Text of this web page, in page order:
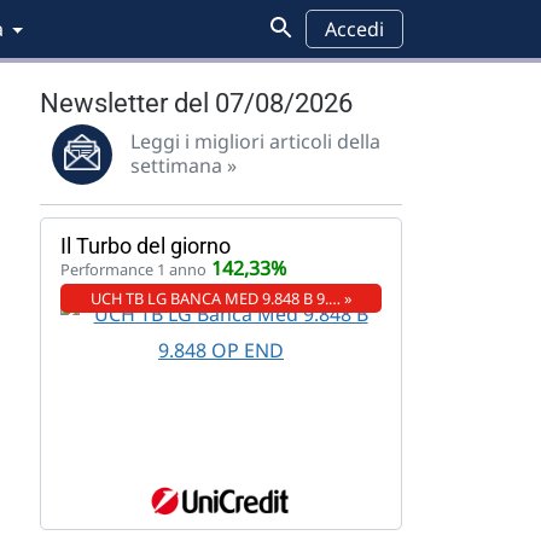
Accedi
Newsletter del 07/08/2026
Leggi i migliori articoli della
settimana »
Il Turbo del giorno
Performance 1 anno 142,33%
UCH TB LG BANCA MED 9.848 B 9.… »